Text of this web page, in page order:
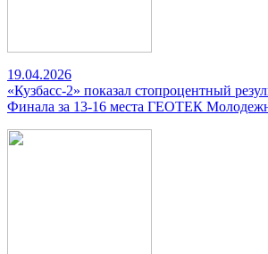
19.04.2026
«Кузбасс-2» показал стопроцентный
Финала за 13-16 места ГЕОТЕК